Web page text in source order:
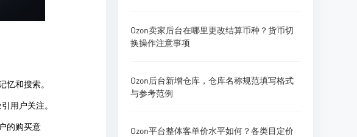
Ozon卖家后台在哪里更改结算币种？货币切
换操作注意事项
Ozon后台新增仓库，仓库名称规范填写格式
与参考范例
Ozon平台整体客单价水平如何？各类目定价